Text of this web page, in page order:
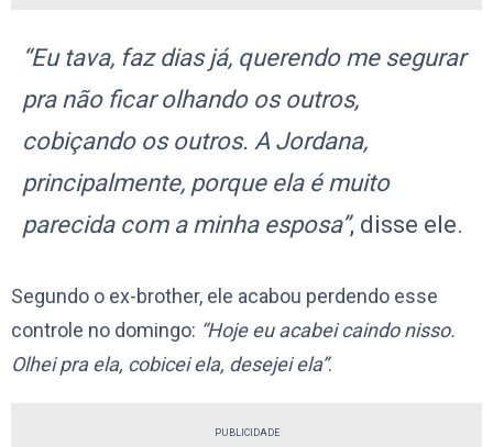
“Eu tava, faz dias já, querendo me segurar
pra não ficar olhando os outros,
cobiçando os outros. A Jordana,
principalmente, porque ela é muito
parecida com a minha esposa”, disse ele.
Segundo o ex-brother, ele acabou perdendo esse
controle no domingo: “Hoje eu acabei caindo nisso.
Olhei pra ela, cobicei ela, desejei ela”.
PUBLICIDADE